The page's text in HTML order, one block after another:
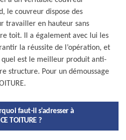
le couvreur dispose des
travailler en hauteur sans
toit. Il a également avec lui les
la réussite de l’opération, et
est le meilleur produit anti-
structure. Pour un démoussage
faut-il s’adresser à
TOITURE ?